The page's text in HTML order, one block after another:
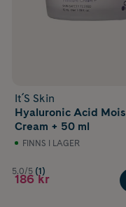
It´S Skin
Hyaluronic Acid
Cream + 50 ml
FINNS I LAGER
5.0/5 (1)
186 kr